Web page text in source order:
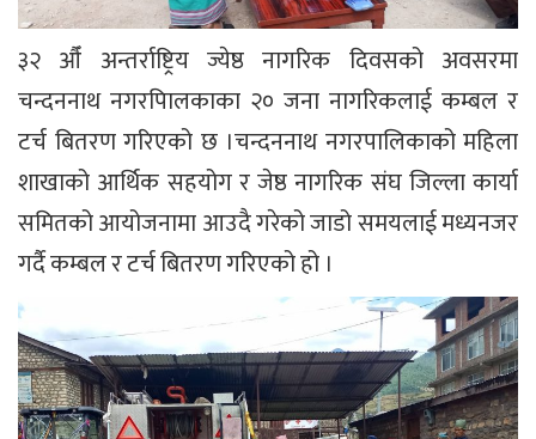
३२ औँ अन्तर्राष्ट्रिय ज्येष्ठ नागरिक दिवसको अवसरमा
चन्दननाथ नगरपािलकाका २० जना नागरिकलाई कम्बल र
टर्च बितरण गरिएको छ ।चन्दननाथ नगरपालिकाको महिला
शाखाको आर्थिक सहयोग र जेष्ठ नागरिक संघ जिल्ला कार्या
समितको आयोजनामा आउदै गरेको जाडो समयलाई मध्यनजर
गर्दै कम्बल र टर्च बितरण गरिएको हो ।